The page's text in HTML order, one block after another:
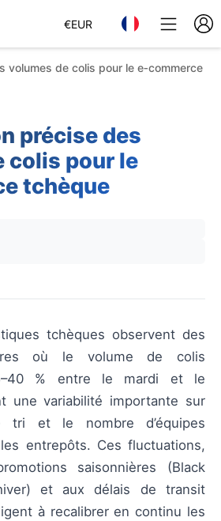
€EUR
volumes de colis pour le e‑commerce
précise des
colis pour le
tchèque
tchèques observent des
où le volume de colis
% entre le mardi et le
une variabilité importante sur
tri et le nombre d’équipes
entrepôts. Ces fluctuations,
saisonnières (Black
et aux délais de transit
à recalibrer en continu les